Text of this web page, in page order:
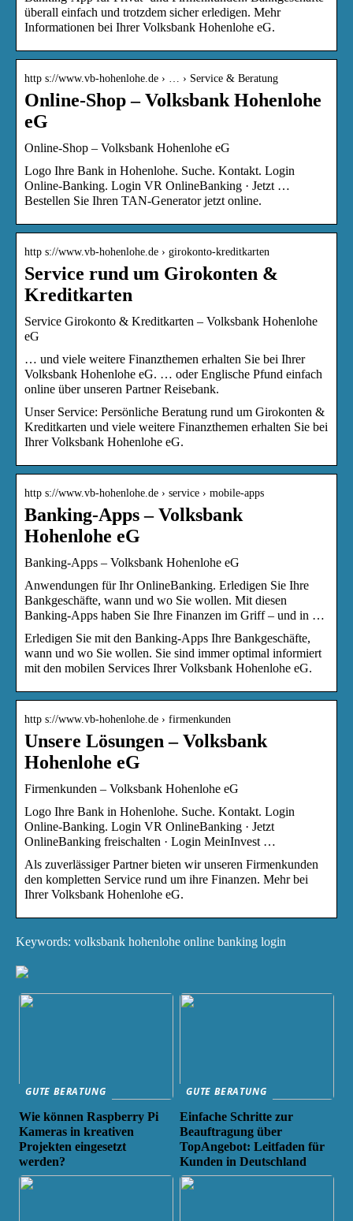
überall einfach und trotzdem sicher erledigen. Mehr
Informationen bei Ihrer Volksbank Hohenlohe eG.
http s://www.vb-hohenlohe.de › … › Service & Beratung
Online-Shop – Volksbank Hohenlohe
eG
Online-Shop – Volksbank Hohenlohe eG
Logo Ihre Bank in Hohenlohe. Suche. Kontakt. Login
Online-Banking. Login VR OnlineBanking · Jetzt …
Bestellen Sie Ihren TAN-Generator jetzt online.
http s://www.vb-hohenlohe.de › girokonto-kreditkarten
Service rund um Girokonten &
Kreditkarten
Service Girokonto & Kreditkarten – Volksbank Hohenlohe
eG
… und viele weitere Finanzthemen erhalten Sie bei Ihrer
Volksbank Hohenlohe eG. … oder Englische Pfund einfach
online über unseren Partner Reisebank.
Unser Service: Persönliche Beratung rund um Girokonten &
Kreditkarten und viele weitere Finanzthemen erhalten Sie bei
Ihrer Volksbank Hohenlohe eG.
http s://www.vb-hohenlohe.de › service › mobile-apps
Banking-Apps – Volksbank
Hohenlohe eG
Banking-Apps – Volksbank Hohenlohe eG
Anwendungen für Ihr OnlineBanking. Erledigen Sie Ihre
Bankgeschäfte, wann und wo Sie wollen. Mit diesen
Banking-Apps haben Sie Ihre Finanzen im Griff – und in …
Erledigen Sie mit den Banking-Apps Ihre Bankgeschäfte,
wann und wo Sie wollen. Sie sind immer optimal informiert
mit den mobilen Services Ihrer Volksbank Hohenlohe eG.
http s://www.vb-hohenlohe.de › firmenkunden
Unsere Lösungen – Volksbank
Hohenlohe eG
Firmenkunden – Volksbank Hohenlohe eG
Logo Ihre Bank in Hohenlohe. Suche. Kontakt. Login
Online-Banking. Login VR OnlineBanking · Jetzt
OnlineBanking freischalten · Login MeinInvest …
Als zuverlässiger Partner bieten wir unseren Firmenkunden
den kompletten Service rund um ihre Finanzen. Mehr bei
Ihrer Volksbank Hohenlohe eG.
Keywords: volksbank hohenlohe online banking login
GUTE BERATUNG
Wie können Raspberry Pi
Kameras in kreativen
Projekten eingesetzt
werden?
GUTE BERATUNG
Einfache Schritte zur
Beauftragung über
TopAngebot: Leitfaden für
Kunden in Deutschland